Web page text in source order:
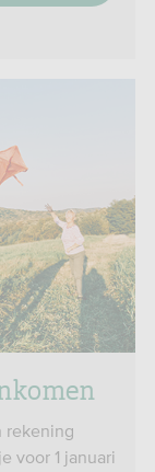
rekening
voor 1 januari